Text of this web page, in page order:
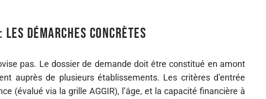
les démarches concrètes
pas. Le dossier de demande doit être constitué en amont
auprès de plusieurs établissements. Les critères d’entrée
(évalué via la grille AGGIR), l’âge, et la capacité financière à